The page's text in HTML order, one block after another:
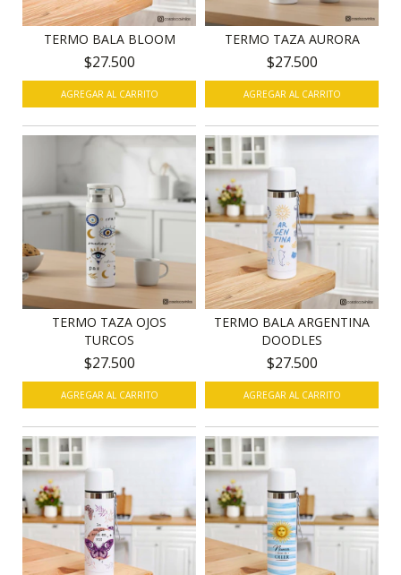
TERMO BALA BLOOM
$27.500
AGREGAR AL CARRITO
TERMO TAZA AURORA
$27.500
TERMO TAZA OJOS
TURCOS
$27.500
TERMO BALA ARGENTINA
DOODLES
$27.500